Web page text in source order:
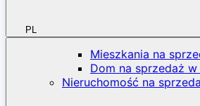
PL
Mieszkania na
Dom na sprzedaż w
Nieruchomość na